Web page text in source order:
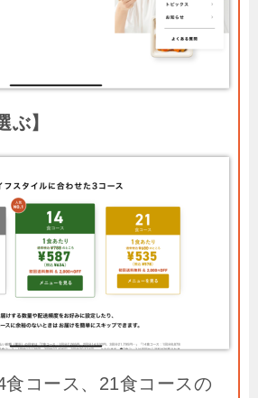
ぶ】
食コース、21食コースの